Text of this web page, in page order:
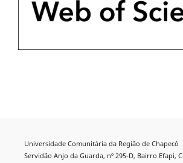
Universidade Comunitária da Região de Chapecó
Servidão Anjo da Guarda, nº 295-D, Bairro Efapi,